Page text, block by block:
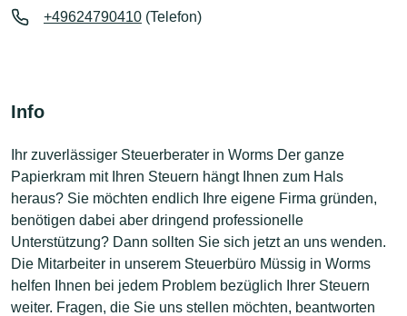
+49624790410 (Telefon)
Info
Ihr zuverlässiger Steuerberater in Worms Der ganze
Papierkram mit Ihren Steuern hängt Ihnen zum Hals
heraus? Sie möchten endlich Ihre eigene Firma gründen,
benötigen dabei aber dringend professionelle
Unterstützung? Dann sollten Sie sich jetzt an uns wenden.
Die Mitarbeiter in unserem Steuerbüro Müssig in Worms
helfen Ihnen bei jedem Problem bezüglich Ihrer Steuern
weiter. Fragen, die Sie uns stellen möchten, beantworten